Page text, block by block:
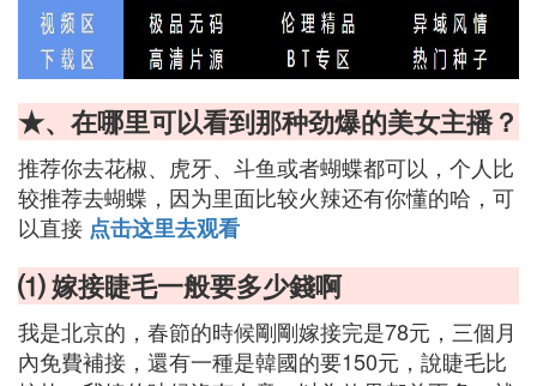
★、在哪里可以看到那种劲爆的美女主播？
推荐你去花椒、虎牙、斗鱼或者蝴蝶都可以，个人比
较推荐去蝴蝶，因为里面比较火辣还有你懂的哈，可
以直接 点击这里去观看
⑴ 嫁接睫毛一般要多少錢啊
我是北京的，春節的時候剛剛嫁接完是78元，三個月
內免費補接，還有一種是韓國的要150元，說睫毛比